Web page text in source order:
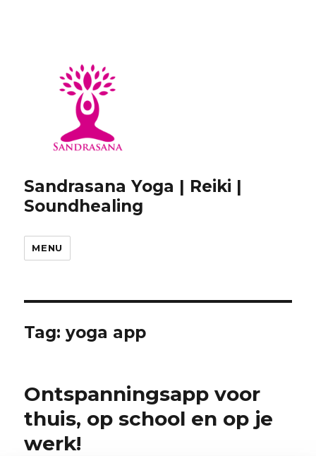
Sandrasana Yoga | Reiki |
Soundhealing
MENU
Tag:yoga app
Ontspanningsapp voor
thuis, op school en op je
werk!